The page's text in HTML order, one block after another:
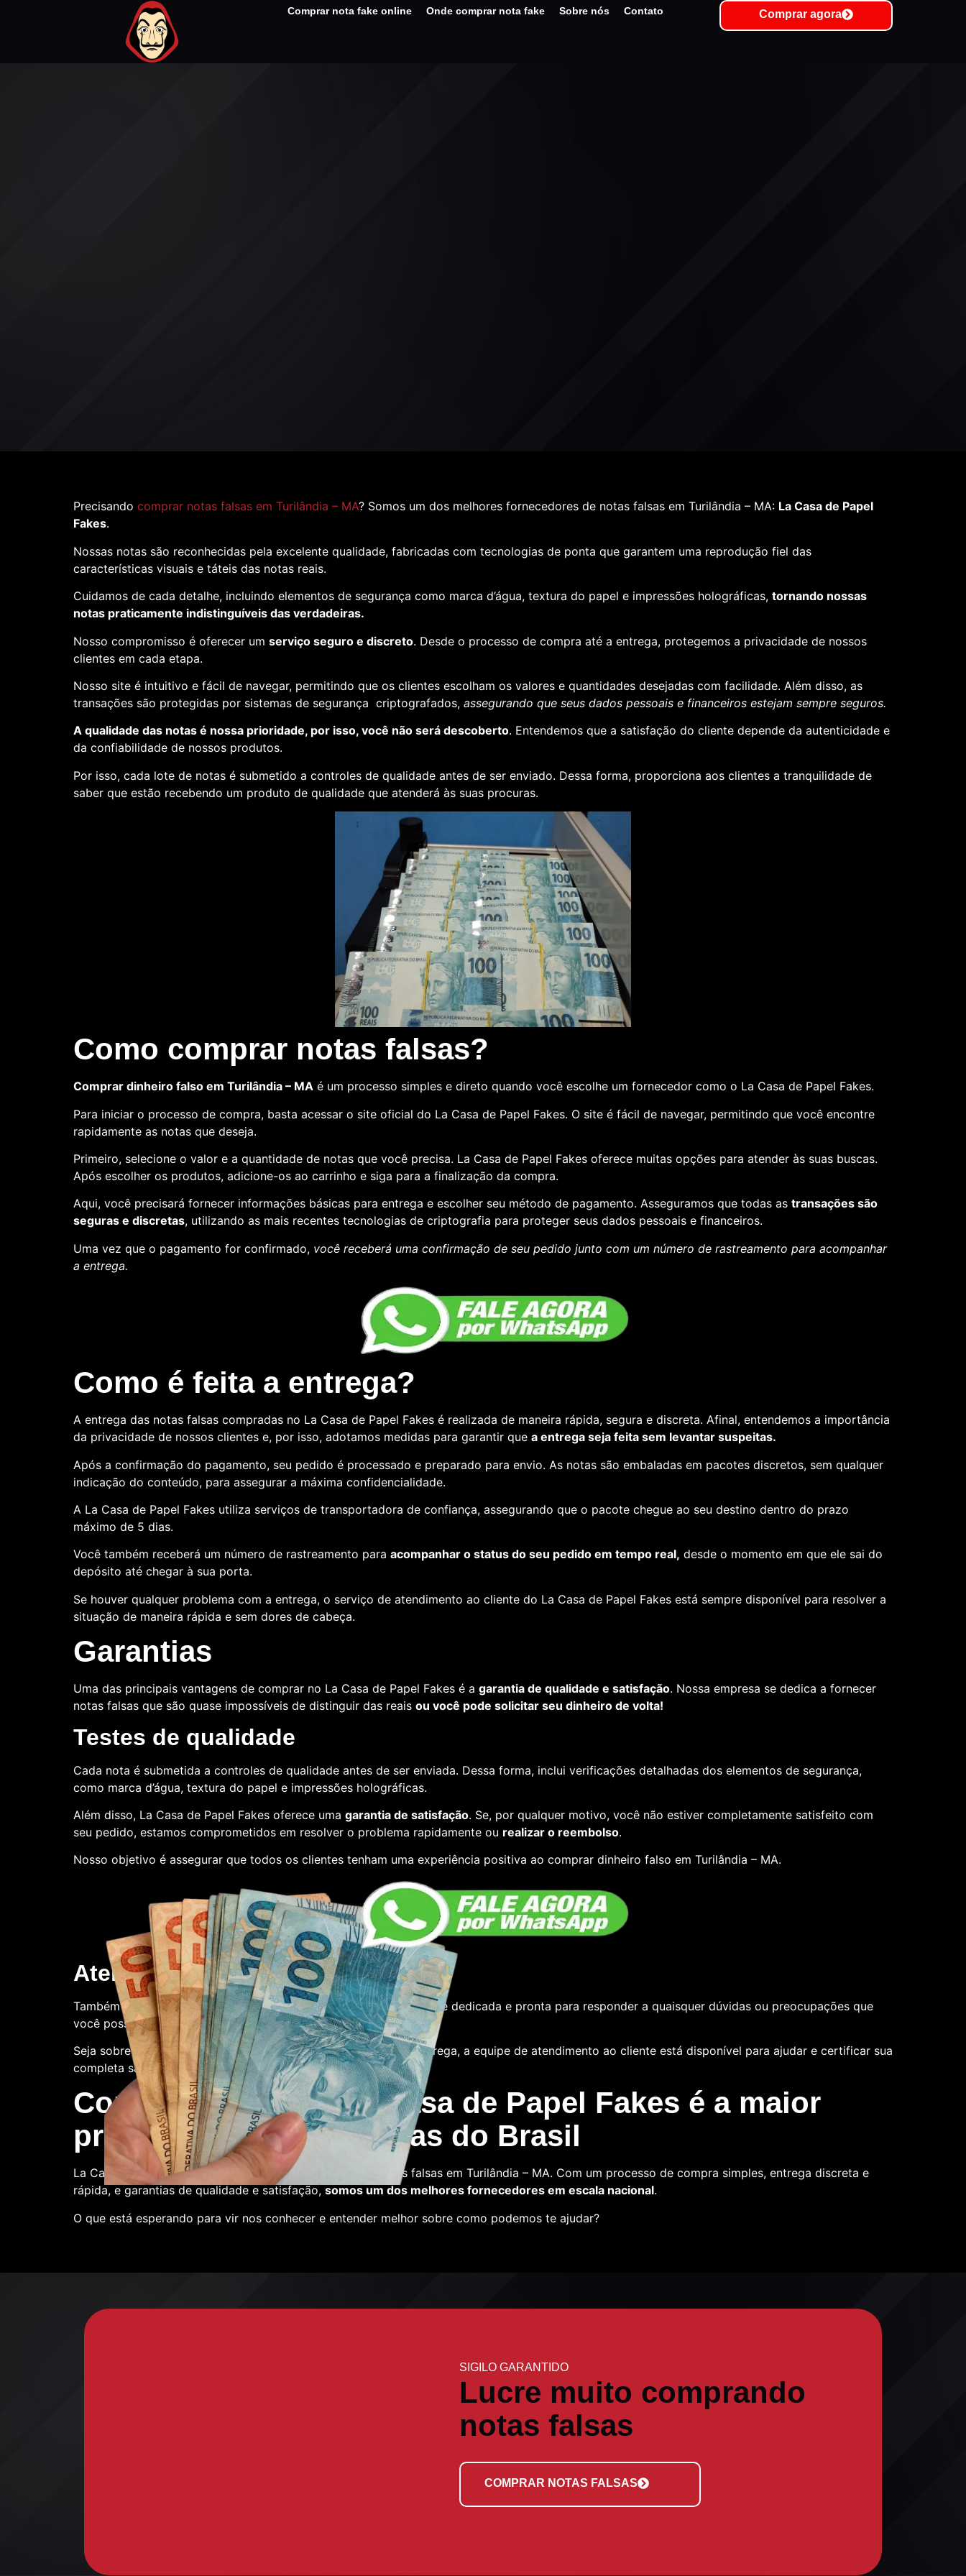
Comprar nota fake online Onde comprar nota fake Sobre nós Contato Comprar agora
Precisando comprar notas falsas em Turilândia – MA? Somos um dos melhores fornecedores de notas falsas em Turilândia – MA: La Casa de Papel
Fakes.
Nossas notas são reconhecidas pela excelente qualidade, fabricadas com tecnologias de ponta que garantem uma reprodução fiel das
características visuais e táteis das notas reais.
Cuidamos de cada detalhe, incluindo elementos de segurança como marca d’água, textura do papel e impressões holográficas, tornando nossas
notas praticamente indistinguíveis das verdadeiras.
Nosso compromisso é oferecer um serviço seguro e discreto. Desde o processo de compra até a entrega, protegemos a privacidade de nossos
clientes em cada etapa.
Nosso site é intuitivo e fácil de navegar, permitindo que os clientes escolham os valores e quantidades desejadas com facilidade. Além disso, as
transações são protegidas por sistemas de segurança criptografados, assegurando que seus dados pessoais e financeiros estejam sempre seguros.
A qualidade das notas é nossa prioridade, por isso, você não será descoberto. Entendemos que a satisfação do cliente depende da autenticidade e
da confiabilidade de nossos produtos.
Por isso, cada lote de notas é submetido a controles de qualidade antes de ser enviado. Dessa forma, proporciona aos clientes a tranquilidade de
saber que estão recebendo um produto de qualidade que atenderá às suas procuras.
Como comprar notas falsas?
Comprar dinheiro falso em Turilândia – MA é um processo simples e direto quando você escolhe um fornecedor como o La Casa de Papel Fakes.
Para iniciar o processo de compra, basta acessar o site oficial do La Casa de Papel Fakes. O site é fácil de navegar, permitindo que você encontre
rapidamente as notas que deseja.
Primeiro, selecione o valor e a quantidade de notas que você precisa. La Casa de Papel Fakes oferece muitas opções para atender às suas buscas.
Após escolher os produtos, adicione-os ao carrinho e siga para a finalização da compra.
Aqui, você precisará fornecer informações básicas para entrega e escolher seu método de pagamento. Asseguramos que todas as transações são
seguras e discretas, utilizando as mais recentes tecnologias de criptografia para proteger seus dados pessoais e financeiros.
Uma vez que o pagamento for confirmado, você receberá uma confirmação de seu pedido junto com um número de rastreamento para acompanhar
a entrega.
Como é feita a entrega?
A entrega das notas falsas compradas no La Casa de Papel Fakes é realizada de maneira rápida, segura e discreta. Afinal, entendemos a importância
da privacidade de nossos clientes e, por isso, adotamos medidas para garantir que a entrega seja feita sem levantar suspeitas.
Após a confirmação do pagamento, seu pedido é processado e preparado para envio. As notas são embaladas em pacotes discretos, sem qualquer
indicação do conteúdo, para assegurar a máxima confidencialidade.
A La Casa de Papel Fakes utiliza serviços de transportadora de confiança, assegurando que o pacote chegue ao seu destino dentro do prazo
máximo de 5 dias.
Você também receberá um número de rastreamento para acompanhar o status do seu pedido em tempo real, desde o momento em que ele sai do
depósito até chegar à sua porta.
Se houver qualquer problema com a entrega, o serviço de atendimento ao cliente do La Casa de Papel Fakes está sempre disponível para resolver a
situação de maneira rápida e sem dores de cabeça.
Garantias
Uma das principais vantagens de comprar no La Casa de Papel Fakes é a garantia de qualidade e satisfação. Nossa empresa se dedica a fornecer
notas falsas que são quase impossíveis de distinguir das reais ou você pode solicitar seu dinheiro de volta!
Testes de qualidade
Cada nota é submetida a controles de qualidade antes de ser enviada. Dessa forma, inclui verificações detalhadas dos elementos de segurança,
como marca d’água, textura do papel e impressões holográficas.
Além disso, La Casa de Papel Fakes oferece uma garantia de satisfação. Se, por qualquer motivo, você não estiver completamente satisfeito com
seu pedido, estamos comprometidos em resolver o problema rapidamente ou realizar o reembolso.
Nosso objetivo é assegurar que todos os clientes tenham uma experiência positiva ao comprar dinheiro falso em Turilândia – MA.
Atendimento ao cliente
Também oferecemos suporte ao cliente. Contamos com uma equipe dedicada e pronta para responder a quaisquer dúvidas ou preocupações que
você possa ter.
Seja sobre o processo de compra, a qualidade das notas ou a entrega, a equipe de atendimento ao cliente está disponível para ajudar e certificar sua
completa satisfação.
Compre conosco: La Casa de Papel Fakes é a maior
produtora de notas falsas do Brasil
La Casa de Papel Fakes é o melhor lugar para comprar notas falsas em Turilândia – MA. Com um processo de compra simples, entrega discreta e
rápida, e garantias de qualidade e satisfação, somos um dos melhores fornecedores em escala nacional.
O que está esperando para vir nos conhecer e entender melhor sobre como podemos te ajudar?
SIGILO GARANTIDO
Lucre muito comprando
notas falsas
COMPRAR NOTAS FALSAS